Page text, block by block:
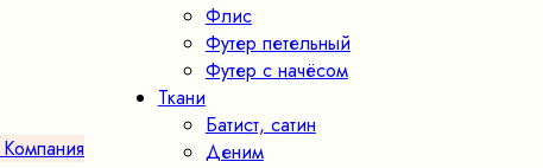
Флис
Футер петельный
Футер с начёсом
Ткани
Батист, сатин
Деним